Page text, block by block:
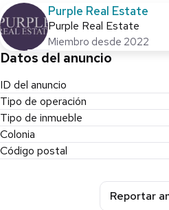
📲 Agenda tu cita HOY mismo y
va a encantar. ¡No dejes que te la
Purple Real Estate
Purple Real Estate
Miembro desde 2022
Datos del anuncio
ID del anuncio
Tipo de operación
Tipo de inmueble
Colonia
Código postal
Reportar